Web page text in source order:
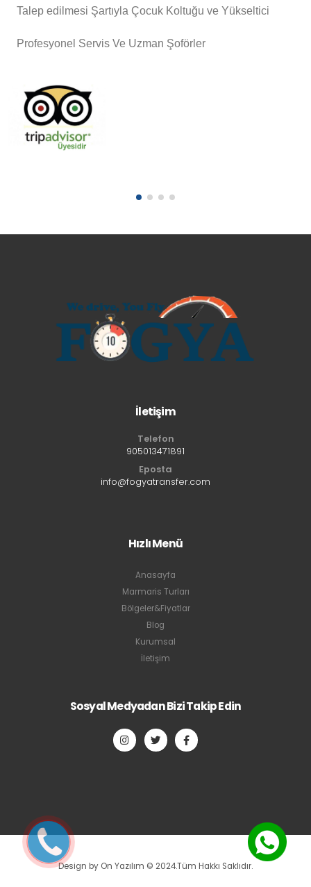
Talep edilmesi Şartıyla Çocuk Koltuğu ve Yükseltici
Profesyonel Servis Ve Uzman Şoförler
İletişim
Telefon
905013471891
Eposta
info@fogyatransfer.com
Hızlı Menü
Anasayfa
Marmaris Turları
Bölgeler&Fiyatlar
Blog
Kurumsal
İletişim
Sosyal Medyadan Bizi Takip Edin
Design by On Yazılım © 2024.Tüm Hakkı Saklıdır.